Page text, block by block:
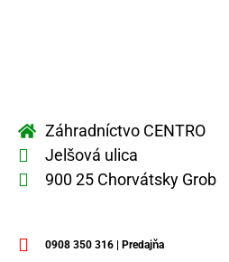
Záhradníctvo CENTRO
Jelšová ulica
900 25 Chorvátsky Grob
0908 350 316 | Predajňa